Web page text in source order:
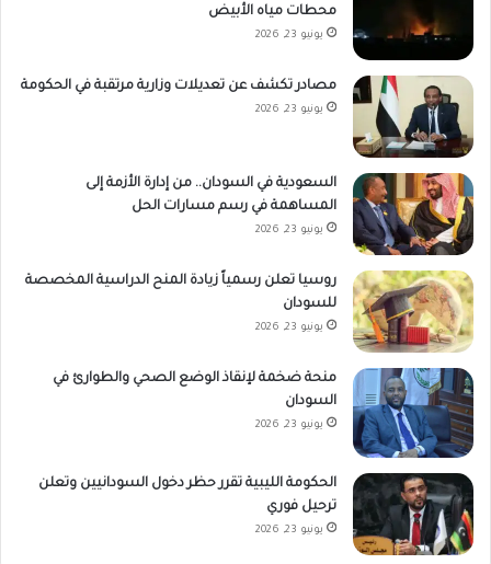
محطات مياه الأبيض
يونيو 23, 2026
مصادر تكشف عن تعديلات وزارية مرتقبة في الحكومة
يونيو 23, 2026
السعودية في السودان.. من إدارة الأزمة إلى
المساهمة في رسم مسارات الحل
يونيو 23, 2026
روسيا تعلن رسمياً زيادة المنح الدراسية المخصصة
للسودان
يونيو 23, 2026
منحة ضخمة لإنقاذ الوضع الصحي والطوارئ في
السودان
يونيو 23, 2026
الحكومة الليبية تقرر حظر دخول السودانيين وتعلن
ترحيل فوري
يونيو 23, 2026